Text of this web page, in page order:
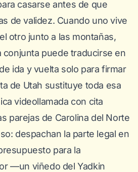
casarse antes de que
de validez. Cuando uno vive
otro junto a las montañas,
conjunta puede traducirse en
ida y vuelta solo para firmar
de Utah sustituye toda esa
videollamada con cita
parejas de Carolina del Norte
despachan la parte legal en
para la
—un viñedo del Yadkin